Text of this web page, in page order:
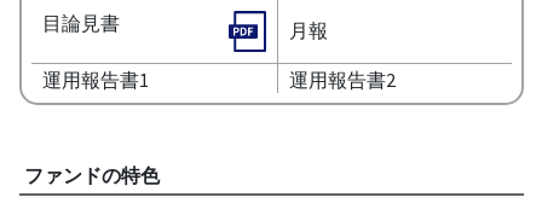
目論見書
月報
運用報告書1 運用報告書2
ファンドの特色